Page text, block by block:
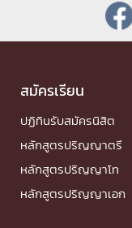
สมัครเรียน
ปฏิทินรับสมัครนิสิต
หลักสูตรปริญญาตรี
หลักสูตรปริญญาโท
หลักสูตรปริญญาเอก